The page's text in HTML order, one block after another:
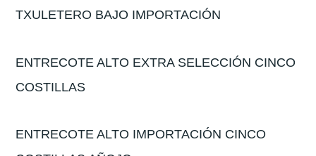
TXULETERO BAJO IMPORTACIÓN
ENTRECOTE ALTO EXTRA SELECCIÓN CINCO
COSTILLAS
ENTRECOTE ALTO IMPORTACIÓN CINCO